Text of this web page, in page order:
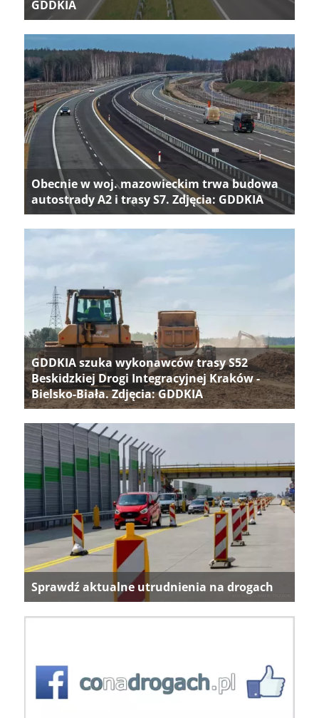
GDDKIA
Obecnie w woj. mazowieckim trwa budowa
autostrady A2 i trasy S7. Zdjęcia: GDDKIA
GDDKIA szuka wykonawców trasy S52
Beskidzkiej Drogi Integracyjnej Kraków -
Bielsko-Biała. Zdjęcia: GDDKIA
Sprawdź aktualne utrudnienia na drogach